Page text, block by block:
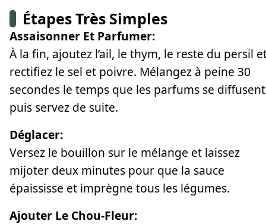
Étapes Très Simples
Assaisonner Et Parfumer:
À la fin, ajoutez l’ail, le thym, le reste du persil
rectifiez le sel et poivre. Mélangez à peine 30
secondes le temps que les parfums se
puis servez de suite.
Déglacer:
Versez le bouillon sur le mélange et laissez
mijoter deux minutes pour que la sauce
épaississe et imprègne tous les légumes.
Ajouter Le Chou-Fleur: